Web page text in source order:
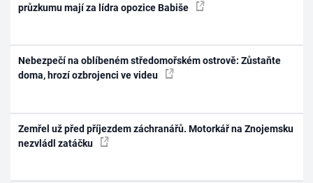
průzkumu mají za lídra opozice Babiše
Nebezpečí na oblíbeném středomořském ostrově: Zůstaňte
doma, hrozí ozbrojenci ve videu
Zemřel už před příjezdem záchranářů. Motorkář na Znojemsku
nezvládl zatáčku